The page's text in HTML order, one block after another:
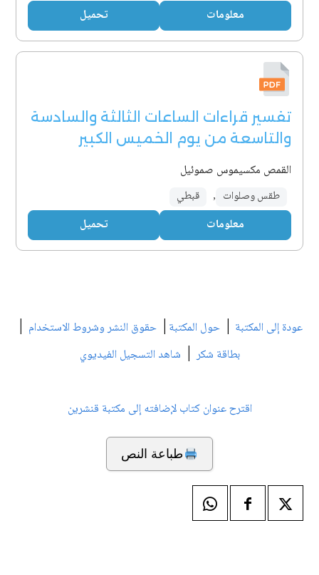
معلومات تحميل
تفسير قراءات الساعات الثالثة والسادسة
والتاسعة من يوم الخميس الكبير
القمص مكسيموس صموئيل
طقس وصلوات , قبطي
معلومات تحميل
عودة إلى المكتبة | حول المكتبة | حقوق النشر وشروط الاستخدام |
بطاقة شكر| شاهد التسجيل الفيديوي
اقترح عنوان كتاب لإضافته إلى مكتبة قنشرين
طباعة النص